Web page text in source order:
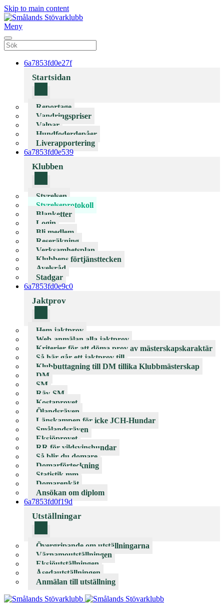
Skip to main content
Meny
6a7853fd0e27f
Startsidan
Reportage
Vandringspriser
Valpar
Hundfoderdepåer
Liverapportering
6a7853fd0e539
Klubben
Styrelsen
Styrelseprotokoll
Blanketter
Login
Bli medlem
Reseräkning
Verksamhetsplan
Klubbens förtjänsttecken
Avelsråd
Stadgar
6a7853fd0e9c0
Jaktprov
Hem jaktprov
Web-anmälan alla jaktprov
Kriterier för att döma prov av mästerskapskaraktär
Så här går ett jaktprov till
Klubbuttagning till DM tillika Klubbmästerskap
DM
SM
Räv-SM
Kostaprovet
Ölandsräven
Länskampen för icke JCH-Hundar
Smålandsräven
Eksjöprovet
RR för vildsvinshundar
Så blir du domare
Domarförteckning
Statistik mm
Domarenkät
Ansökan om diplom
6a7853fd0f19d
Utställningar
Övergripande om utställningarna
Värnamoutställningen
Eksjöutställningen
Åsedautställningen
Anmälan till utställning